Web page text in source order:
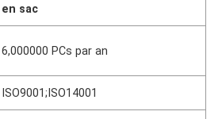
en sac
6,000000 PCs par an
ISO9001;ISO14001